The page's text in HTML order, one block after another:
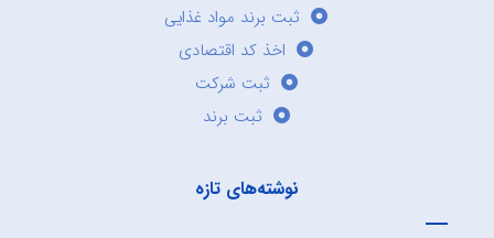
ثبت برند مواد غذایی
اخذ کد اقتصادی
ثبت شرکت
ثبت برند
نوشته‌های تازه